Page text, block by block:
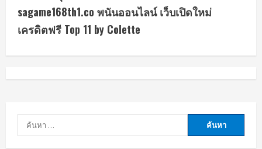
u
e
R
e
a
d
sagame168th1.co พนันออนไลน์ เว็บเปิดใหม่
เครดิตฟรี Top 11 by Colette
ค้นหา
สำหรับ: